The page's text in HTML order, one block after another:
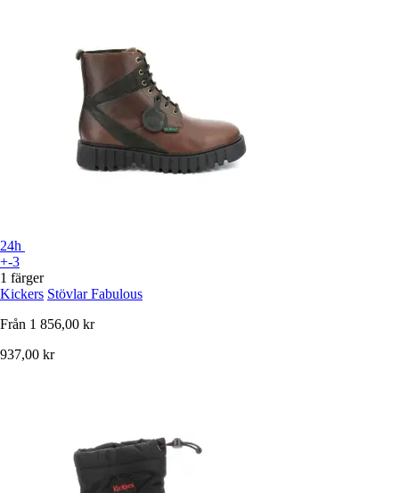
24h
+-3
1 färger
Kickers Stövlar Fabulous
Från 1 856,00 kr
937,00 kr